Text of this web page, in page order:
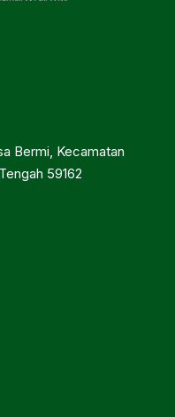
Bermi, Kecamatan
59162